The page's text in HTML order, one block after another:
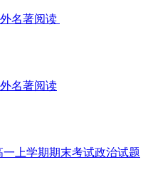
名著阅读
名著阅读
一上学期期末考试政治试题